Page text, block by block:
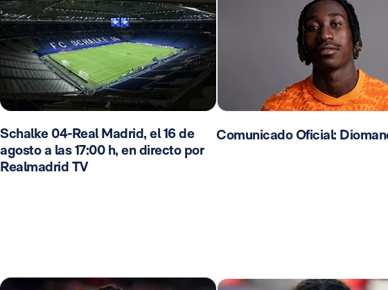
Schalke 04-Real Madrid, el 16 de
agosto a las 17:00 h, en directo por
Realmadrid TV
Comunicado Oficial: